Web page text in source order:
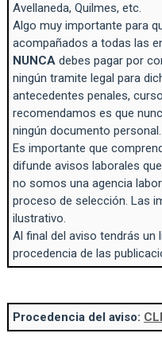
Avellaneda, Quilmes, etc.
Algo muy importante para
acompañados a todas las
NUNCA debes pagar por
ningún tramite legal para
antecedentes penales,
recomendamos es que
ningún documento personal.
Es importante que
difunde avisos laborales
no somos una agencia
proceso de selección. Las
ilustrativo.
Al final del aviso tendrás un
procedencia de las
Procedencia del aviso: